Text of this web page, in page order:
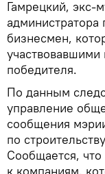
Гамрецкий, экс-
бизнесмен,
победителя.
По данным
управление
сообщения
по
Сообщается,